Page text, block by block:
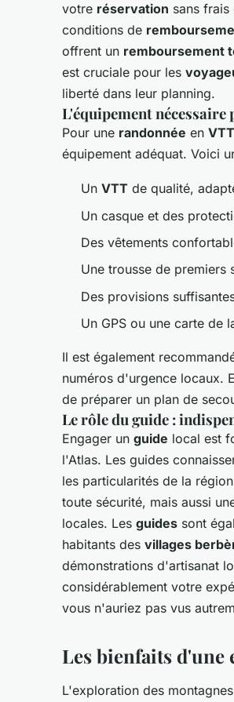
votre réservation sans
conditions de
offrent un remboursement
est cruciale pour les
liberté dans leur planning.
L'équipement nécessaire
Pour une randonnée en VTT
équipement adéquat. Voici
Un VTT de qualité,
Un casque et des
Des vêtements
Une trousse de premiers
Des provisions
Un GPS ou une carte de
Il est également
numéros d'urgence locaux.
de préparer un plan de
Le rôle du guide :
Engager un guide local est
l'Atlas. Les guides
les particularités de la
toute sécurité, mais aussi
locales. Les guides sont
habitants des villages
démonstrations d'artisanat
considérablement votre
vous n'auriez pas vus
Les bienfaits
L'exploration des